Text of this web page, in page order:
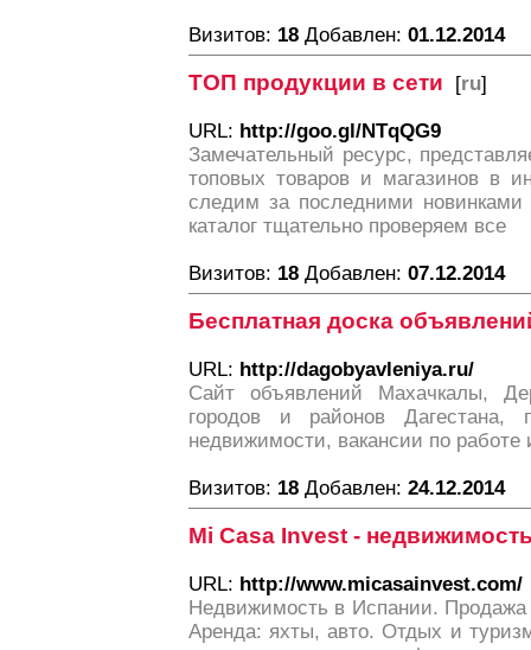
Визитов: 18 Добавлен: 01.12.2014
ТОП продукции в сети [ru]
URL: http://goo.gl/NTqQG9
Замечательный ресурс,
топовых товаров и магазинов в
следим за последними
каталог тщательно проверяем все
Визитов: 18 Добавлен: 07.12.2014
Бесплатная доска
URL: http://dagobyavleniya.ru/
Сайт объявлений Махачкалы,
городов и районов Дагестана,
недвижимости, вакансии по работе
Визитов: 18 Добавлен: 24.12.2014
Mi Casa Invest -
URL: http://www.micasainvest.com/
Недвижимость в Испании.
Аренда: яхты, авто. Отдых и